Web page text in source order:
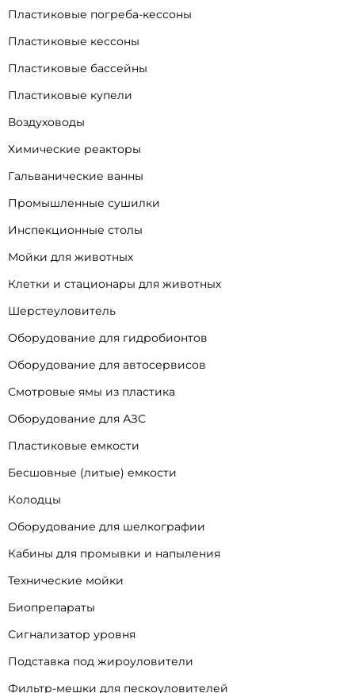
Пластиковые погреба-кессоны
Пластиковые кессоны
Пластиковые бассейны
Пластиковые купели
Воздуховоды
Химические реакторы
Гальванические ванны
Промышленные сушилки
Инспекционные столы
Мойки для животных
Клетки и стационары для животных
Шерстеуловитель
Оборудование для гидробионтов
Оборудование для автосервисов
Смотровые ямы из пластика
Оборудование для АЗС
Пластиковые емкости
Бесшовные (литые) емкости
Колодцы
Оборудование для шелкографии
Кабины для промывки и напыления
Технические мойки
Биопрепараты
Сигнализатор уровня
Подставка под жироуловители
Фильтр-мешки для пескоуловителей